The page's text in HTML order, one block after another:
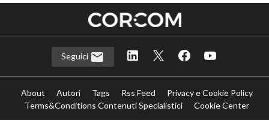
Seguici
About Autori Tags Rss Feed
Privacy e Cookie Policy
Terms&Conditions Contenuti Specialistici
Cookie Center